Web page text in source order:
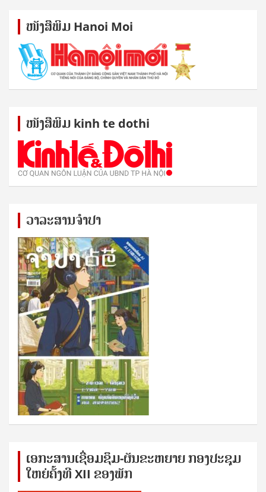
ໜັງ​ສື​ພິມ Hanoi Moi
ໜັງ​ສື​ພິມ kinh te dothi
ວາລະສານຈຳປາ
ເອກ​ະ​ສານ​ເຊ​ື່ອມ​ຊ​ຶມ-ຜັນ​ຂະ​ຫ​ຍາຍ ກອງ​ປະ​ຊຸມ​
ໃຫຍ່​ຄັ້ງ​ທີ XII ຂອງ​ພັກ